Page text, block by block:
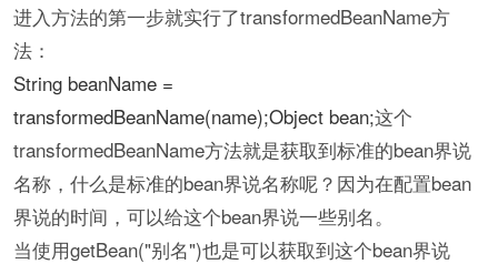
进入方法的第一步就实行了transformedBeanName方
法：
String beanName =
transformedBeanName(name);Object bean;这个
transformedBeanName方法就是获取到标准的bean界说
名称，什么是标准的bean界说名称呢？因为在配置bean
界说的时间，可以给这个bean界说一些别名。
当使用getBean("别名")也是可以获取到这个bean界说